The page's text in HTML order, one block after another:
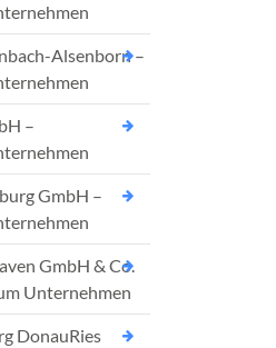
Alsenborn –
–
GmbH –
GmbH & Co.
Unternehmen
DonauRies